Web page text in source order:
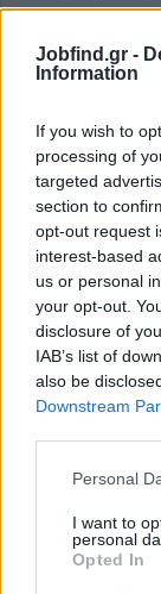
Jobfind.gr -
Information
If you wish to
processing of
targeted
section to
opt-out request
interest-based
us or personal
your opt-out.
disclosure of
IAB’s list of
also be
Downstream
Personal
I want to
personal
Opted In
Θέσεις
Όλες οι Θέσεις